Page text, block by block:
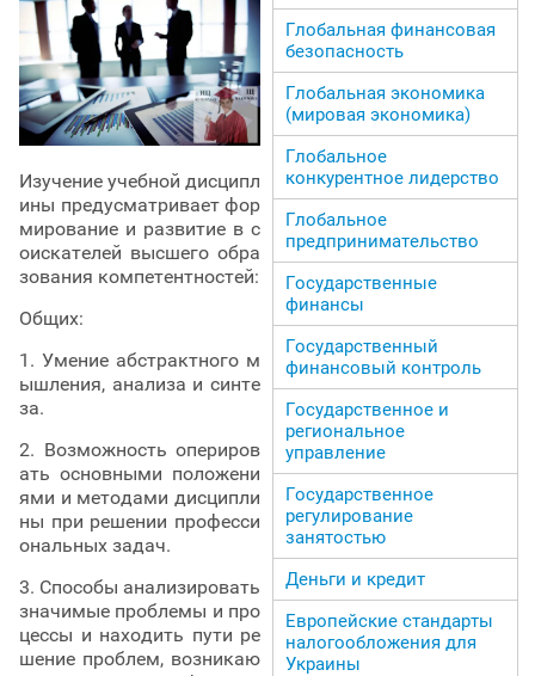
Изучение учебной дисципл
ины предусматривает фор
мирование и развитие в с
оискателей высшего обра
зования компетентностей:
Общих:
1. Умение абстрактного м
ышления, анализа и синте
за.
2. Возможность опериров
ать основными положени
ями и методами дисципли
ны при решении професси
ональных задач.
3. Способы анализировать
значимые проблемы и про
цессы и находить пути ре
шение проблем, возникаю
Глобальная финансовая
безопасность
Глобальная экономика
(мировая экономика)
Глобальное
конкурентное лидерство
Глобальное
предпринимательство
Государственные
финансы
Государственный
финансовый контроль
Государственное и
региональное
управление
Государственное
регулирование
занятостью
Деньги и кредит
Европейские стандарты
налогообложения для
Украины